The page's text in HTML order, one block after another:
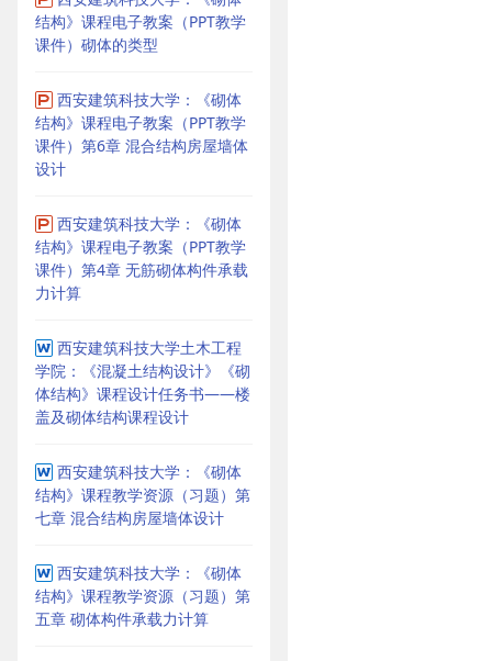
结构》课程电子教案（PPT教学
课件）砌体的类型
西安建筑科技大学：《砌体
结构》课程电子教案（PPT教学
课件）第6章 混合结构房屋墙体
设计
西安建筑科技大学：《砌体
结构》课程电子教案（PPT教学
课件）第4章 无筋砌体构件承载
力计算
西安建筑科技大学土木工程
学院：《混凝土结构设计》《砌
体结构》课程设计任务书——楼
盖及砌体结构课程设计
西安建筑科技大学：《砌体
结构》课程教学资源（习题）第
七章 混合结构房屋墙体设计
西安建筑科技大学：《砌体
结构》课程教学资源（习题）第
五章 砌体构件承载力计算